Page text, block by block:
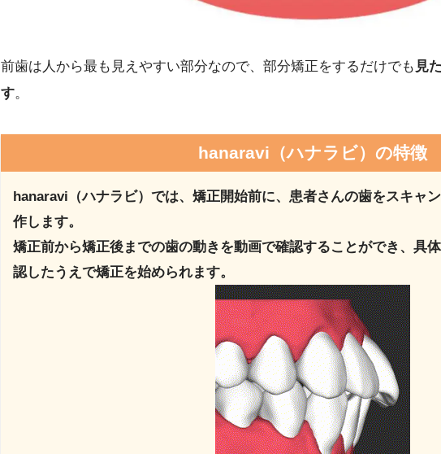
前歯は人から最も見えやすい部分なので、部分矯正をするだけでも 見
す。
hanaravi（ハナラビ）の特徴
hanaravi（ハナラビ）では、矯正開始前に、患者さんの歯をスキャ
作します。
矯正前から矯正後までの歯の動きを動画で確認することができ、具
認したうえで矯正を始められます。